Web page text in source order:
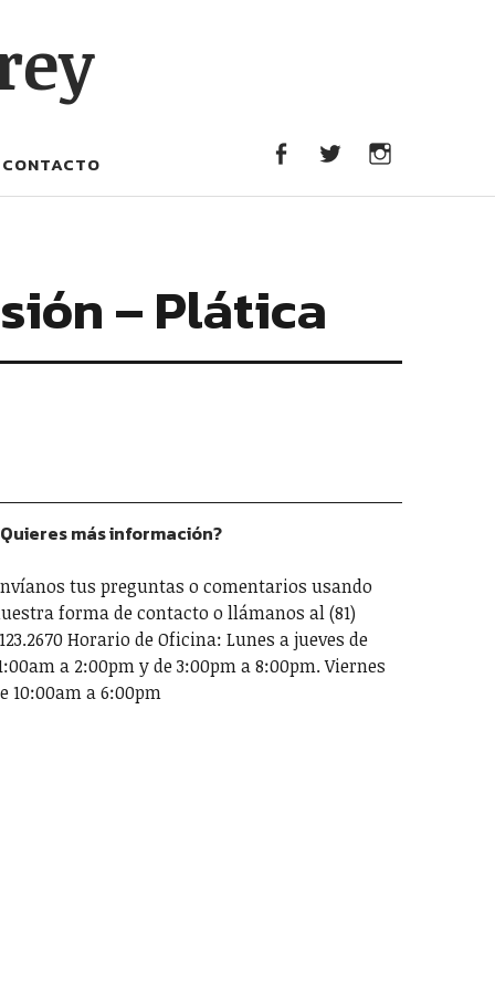
FACEBOOK
TWITTER
CONTACTO
– Plática
más información?
tus preguntas o comentarios usando
forma de contacto o llámanos al (81)
Horario de Oficina: Lunes a jueves de
a 2:00pm y de 3:00pm a 8:00pm. Viernes
10:00am a 6:00pm